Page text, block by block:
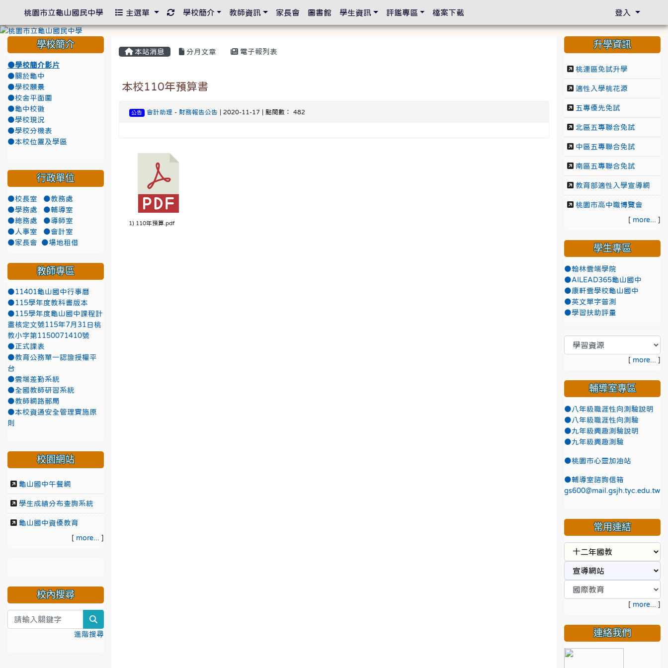
本站消息 分月文章 電子報列表
本校110年預算書
公告 會計助理 - 財務報告公告 | 2020-11-17 | 點閱數： 482
1) 110年預算.pdf
學校簡介
●學校簡介影片
●關於龜中
●學校願景
●校舍平面圖
●龜中校徽
●學校現況
●學校分機表
●本校位置及學區
行政單位
●校長室
●教務處
●學務處
●輔導室
●總務處
●導師室
●人事室
●會計室
●家長會
●場地租借
教師專區
●11401龜山國中行事曆
●115學年度教科書版本
●115學年度龜山國中課程計
畫核定文號115年7月31日桃
教小字第1150071410號
●正式課表
●教育公務單一認證授權平
台
●雲端差勤系統
●全國教師研習系統
●教師網路郵局
●本校資通安全管理實施原
則
校園網站
龜山國中午餐網
學生成績分布查詢系統
龜山國中資優教育
[ more... ]
校內搜尋
進階搜尋
升學資訊
桃連區免試升學
適性入學桃花源
五專優先免試
北區五專聯合免試
中區五專聯合免試
南區五專聯合免試
教育部適性入學宣導網
桃園市高中職博覽會
[ more... ]
學生專區
●翰林雲端學院
●AILEAD365龜山國中
●康軒雲學校龜山國中
●英文單字普測
●學習扶助評量
[ more... ]
輔導室專區
●八年級職涯性向測驗說明
●八年級職涯性向測驗
●九年級興趣測驗說明
●九年級興趣測驗
●桃園市心靈加油站
●輔導室諮詢信箱
gs600@mail.gsjh.tyc.edu.tw
常用連結
[ more... ]
連絡我們
桃園市立龜山國民中學 主選單 重新取得佈景設定
學校簡介 教師資訊 家長會 圖書館 學生資訊 評鑑專區 檔案下載 登入